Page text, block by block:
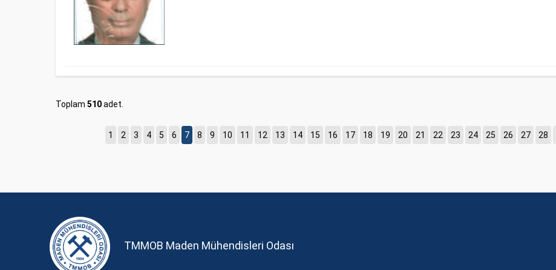
Toplam 510adet.
1 2 3 4 5 6 7 8 9 10 11 12 13 14 15 16 17 18 19 20 21 22 23 24 25 26 27 28
TMMOB Maden Mühendisleri Odası